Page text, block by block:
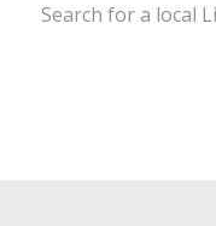
Search for a local